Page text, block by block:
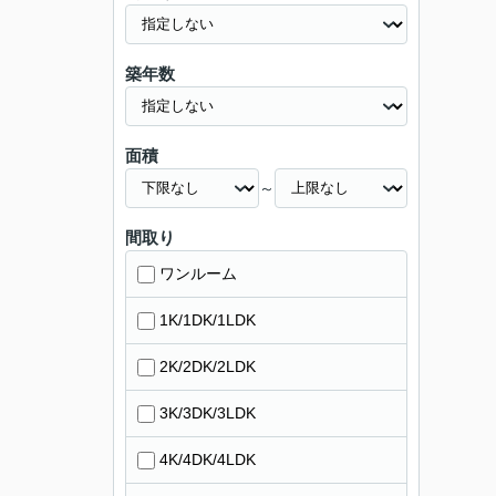
築年数
面積
～
間取り
ワンルーム
1K/1DK/1LDK
2K/2DK/2LDK
3K/3DK/3LDK
4K/4DK/4LDK